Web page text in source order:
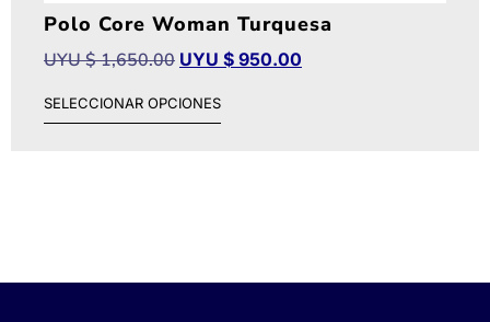
Polo Core Woman Turquesa
UYU $1,650.00 UYU $ 950.00
SELECCIONAR OPCIONES